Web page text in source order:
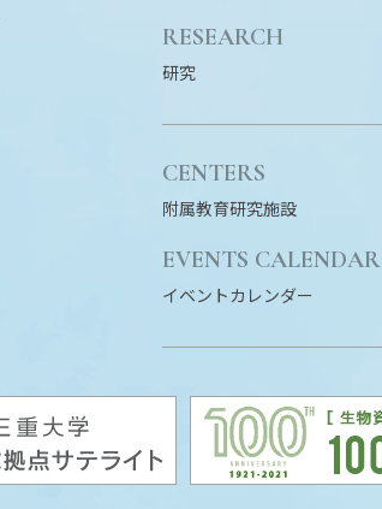
RESEARCH
研究
CENTERS
附属教育研究施設
EVENTS CALENDAR
イベントカレンダー